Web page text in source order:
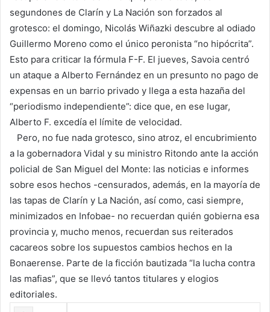
segundones de Clarín y La Nación son forzados al
grotesco: el domingo, Nicolás Wiñazki descubre al odiado
Guillermo Moreno como el único peronista “no hipócrita”.
Esto para criticar la fórmula F-F. El jueves, Savoia centró
un ataque a Alberto Fernández en un presunto no pago de
expensas en un barrio privado y llega a esta hazaña del
“periodismo independiente”: dice que, en ese lugar,
Alberto F. excedía el límite de velocidad.
Pero, no fue nada grotesco, sino atroz, el encubrimiento
a la gobernadora Vidal y su ministro Ritondo ante la acción
policial de San Miguel del Monte: las noticias e informes
sobre esos hechos -censurados, además, en la mayoría de
las tapas de Clarín y La Nación, así como, casi siempre,
minimizados en Infobae- no recuerdan quién gobierna esa
provincia y, mucho menos, recuerdan sus reiterados
cacareos sobre los supuestos cambios hechos en la
Bonaerense. Parte de la ficción bautizada “la lucha contra
las mafias”, que se llevó tantos titulares y elogios
editoriales.